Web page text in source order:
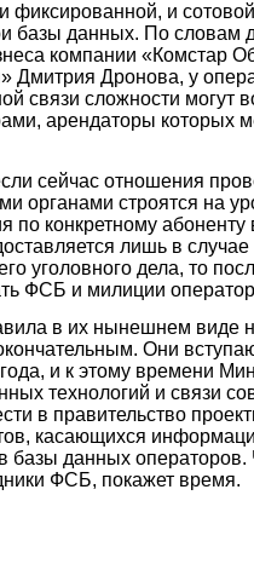
фиксированной, и
базы данных. По словам
компании «Комстар
Дмитрия Дронова, у
связи сложности могут
арендаторы которых
сейчас отношения
органами строятся на
по конкретному абоненту
лишь в
уголовного дела, то
ФСБ и милиции
в их нынешнем виде
Они
и к этому времени
технологий и связи
в правительство
касающихся
базы данных операторов.
ФСБ, покажет время.